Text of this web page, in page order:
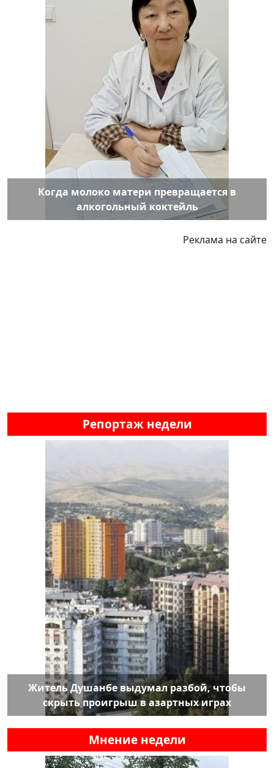
Когда молоко матери превращается в
алкогольный коктейль
Реклама на сайте
Репортаж недели
Житель Душанбе выдумал разбой, чтобы
скрыть проигрыш в азартных играх
Мнение недели